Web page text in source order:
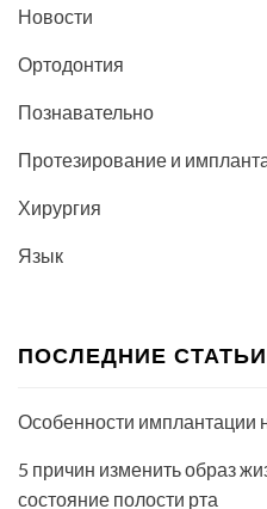
Новости
Ортодонтия
Познавательно
Протезирование и
Хирургия
Язык
ПОСЛЕДНИЕ СТАТЬИ
Особенности имплантации
5 причин изменить образ
состояние полости рта